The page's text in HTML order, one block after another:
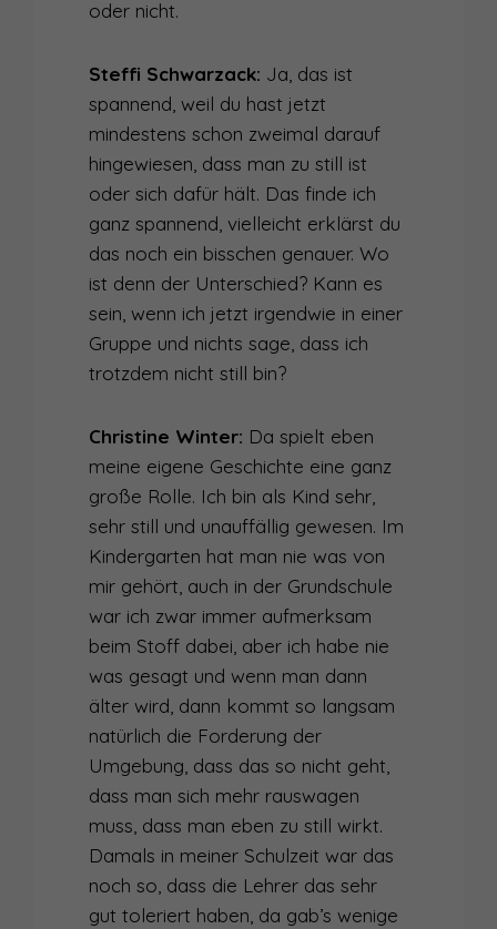
oder nicht.
Steffi Schwarzack: Ja, das ist
spannend, weil du hast jetzt
mindestens schon zweimal darauf
hingewiesen, dass man zu still ist
oder sich dafür hält. Das finde ich
ganz spannend, vielleicht erklärst du
das noch ein bisschen genauer. Wo
ist denn der Unterschied? Kann es
sein, wenn ich jetzt irgendwie in einer
Gruppe und nichts sage, dass ich
trotzdem nicht still bin?
Christine Winter: Da spielt eben
meine eigene Geschichte eine ganz
große Rolle. Ich bin als Kind sehr,
sehr still und unauffällig gewesen. Im
Kindergarten hat man nie was von
mir gehört, auch in der Grundschule
war ich zwar immer aufmerksam
beim Stoff dabei, aber ich habe nie
was gesagt und wenn man dann
älter wird, dann kommt so langsam
natürlich die Forderung der
Umgebung, dass das so nicht geht,
dass man sich mehr rauswagen
muss, dass man eben zu still wirkt.
Damals in meiner Schulzeit war das
noch so, dass die Lehrer das sehr
gut toleriert haben, da gab’s wenige